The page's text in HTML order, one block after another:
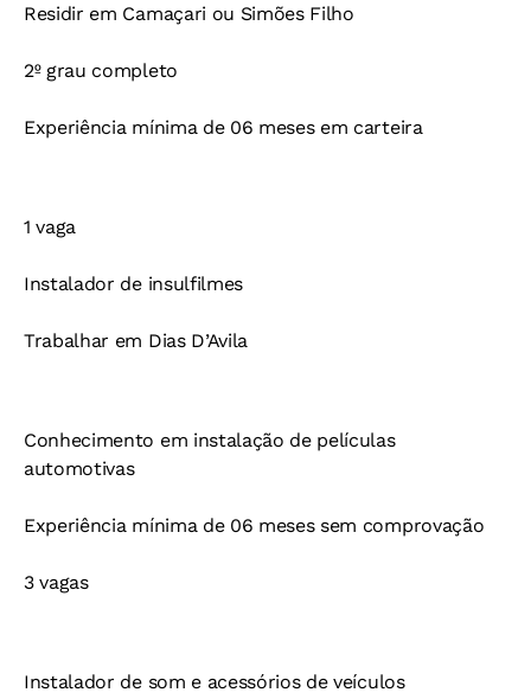
Residir em Camaçari ou Simões Filho
2º grau completo
Experiência mínima de 06 meses em carteira
1 vaga
Instalador de insulfilmes
Trabalhar em Dias D’Avila
Conhecimento em instalação de películas
automotivas
Experiência mínima de 06 meses sem comprovação
3 vagas
Instalador de som e acessórios de veículos